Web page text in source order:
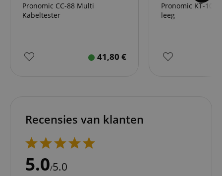
Pronomic CC-88 Multi
Kabeltester
41,80 €
Pronomic KT-100
leeg
Recensies van klanten
5.0/5.0